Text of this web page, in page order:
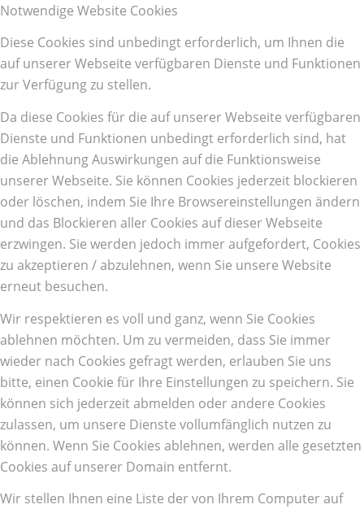
Notwendige Website Cookies
Diese Cookies sind unbedingt erforderlich, um Ihnen die
auf unserer Webseite verfügbaren Dienste und Funktionen
zur Verfügung zu stellen.
Da diese Cookies für die auf unserer Webseite verfügbaren
Dienste und Funktionen unbedingt erforderlich sind, hat
die Ablehnung Auswirkungen auf die Funktionsweise
unserer Webseite. Sie können Cookies jederzeit blockieren
oder löschen, indem Sie Ihre Browsereinstellungen ändern
und das Blockieren aller Cookies auf dieser Webseite
erzwingen. Sie werden jedoch immer aufgefordert, Cookies
zu akzeptieren / abzulehnen, wenn Sie unsere Website
erneut besuchen.
Wir respektieren es voll und ganz, wenn Sie Cookies
ablehnen möchten. Um zu vermeiden, dass Sie immer
wieder nach Cookies gefragt werden, erlauben Sie uns
bitte, einen Cookie für Ihre Einstellungen zu speichern. Sie
können sich jederzeit abmelden oder andere Cookies
zulassen, um unsere Dienste vollumfänglich nutzen zu
können. Wenn Sie Cookies ablehnen, werden alle gesetzten
Cookies auf unserer Domain entfernt.
Wir stellen Ihnen eine Liste der von Ihrem Computer auf